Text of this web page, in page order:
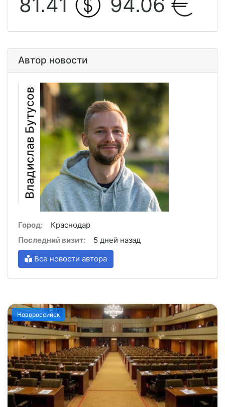
Автор новости
Владислав Бутусов
Город:
Краснодар
Последний визит:
5 дней назад
Все новости автора
Новороссийск